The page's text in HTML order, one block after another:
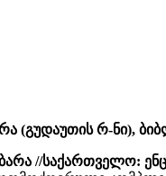
(გუდაუთის რ-ნი),
//საქართველო: